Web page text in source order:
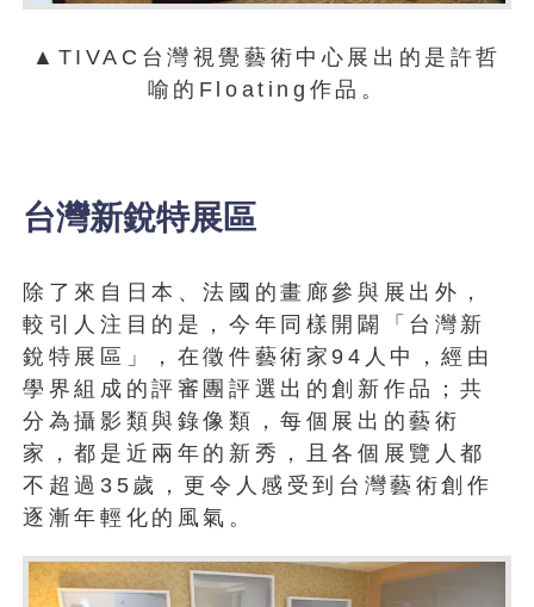
▲TIVAC台灣視覺藝術中心展出的是許哲
喻的Floating作品。
台灣新銳特展區
除了來自日本、法國的畫廊參與展出外，
較引人注目的是，今年同樣開闢「台灣新
銳特展區」，在徵件藝術家94人中，經由
學界組成的評審團評選出的創新作品；共
分為攝影類與錄像類，每個展出的藝術
家，都是近兩年的新秀，且各個展覽人都
不超過35歲，更令人感受到台灣藝術創作
逐漸年輕化的風氣。